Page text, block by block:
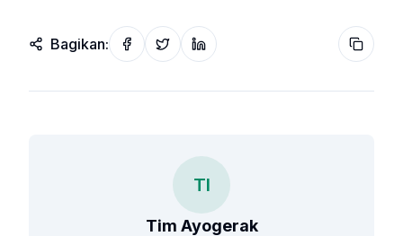
Bagikan: Share on Facebook
Share on Twitter
Share on LinkedIn Copy
TI
Tim Ayogerak